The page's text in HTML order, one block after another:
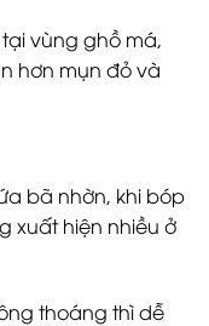
vùng ghồ má,
hơn mụn đỏ và
bã nhờn, khi bóp
xuất hiện nhiều ở
thoáng thì dễ